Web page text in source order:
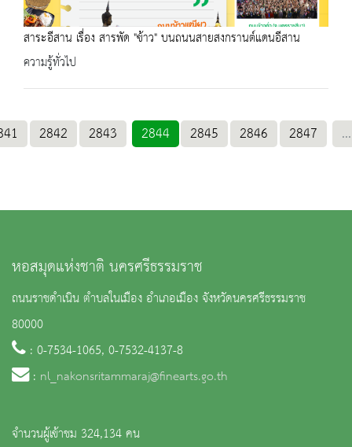
สาระอีสาน เรื่อง สารพัด "ข้าว" บนถนนสายสงกรานต์แดนอีสาน
ความรู้ทั่วไป
2842 2843 2844 2845 2846 2847 ...
หอสมุดแห่งชาติ นครศรีธรรมราช
ถนนราชดำเนิน ตำบลในเมือง อำเภอเมือง จังหวัดนครศรีธรรมราช
80000
: 0-7534-1065, 0-7532-4137-8
: nl_nakonsritammaraj@finearts.go.th
จำนวนผู้เข้าชม 324,134 คน